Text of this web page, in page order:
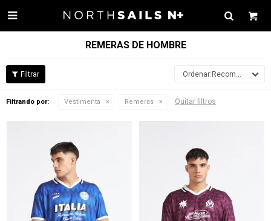

REMERAS DE HOMBRE
Recomendados
Filtrando por: Vestimenta Remeras Quitar filtros